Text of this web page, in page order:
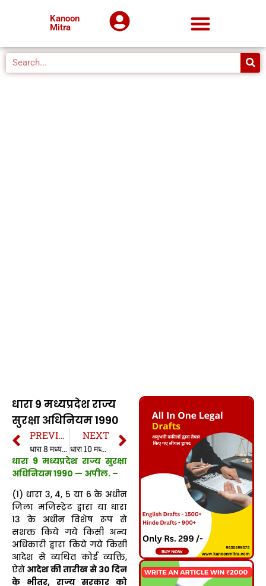
Kanoon
Mitra
धारा 9 मध्यप्रदेश राज्य
सुरक्षा अधिनियम 1990
PREVIOUS
धारा 8 मध्यप्रदेश राज्य सुरक्षा अधिनियम 1990
NEXT
धारा 10 मध्यप्रदेश राज्य सुरक्षा अधिनियम 1990
धारा 9 मध्यप्रदेश राज्य सुरक्षा
अधिनियम 1990 — अपील. –
(1) धारा 3, 4, 5 या 6 के अधीन
जिला मजिस्ट्रेट द्वारा या धारा
13 के अधीन विशेष रूप से
सशक्त किये गये किसी अन्य
अधिकारी द्वारा किये गये किसी
आदेश से व्यथित कोई व्यक्ति,
ऐसे आदेश की तारीख से 30 दिन
के भीतर, राज्य सरकार को